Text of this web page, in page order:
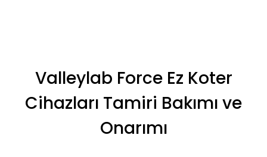
Valleylab Force Ez Koter
Cihazları Tamiri Bakımı ve
Onarımı